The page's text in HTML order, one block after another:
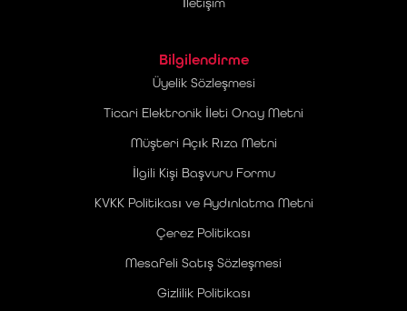
Bilgilendirme
Üyelik Sözleşmesi
Ticari Elektronik İleti Onay Metni
Müşteri Açık Rıza Metni
İlgili Kişi Başvuru Formu
KVKK Politikası ve Aydınlatma Metni
Çerez Politikası
Mesafeli Satış Sözleşmesi
Gizlilik Politikası